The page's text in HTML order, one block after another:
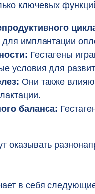
ключевых
имплантации
Гестагены
условия для
Они также
баланса:
оказывать
в себя